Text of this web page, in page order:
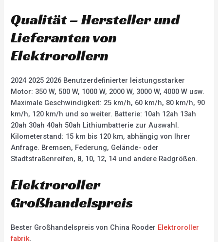
Qualität – Hersteller und
Lieferanten von
Elektrorollern
2024 2025 2026 Benutzerdefinierter leistungsstarker
Motor: 350 W, 500 W, 1000 W, 2000 W, 3000 W, 4000 W usw.
Maximale Geschwindigkeit: 25 km/h, 60 km/h, 80 km/h, 90
km/h, 120 km/h und so weiter. Batterie: 10ah 12ah 13ah
20ah 30ah 40ah 50ah Lithiumbatterie zur Auswahl.
Kilometerstand: 15 km bis 120 km, abhängig von Ihrer
Anfrage. Bremsen, Federung, Gelände- oder
Stadtstraßenreifen, 8, 10, 12, 14 und andere Radgrößen.
Elektroroller
Großhandelspreis
Bester Großhandelspreis von China Rooder Elektroroller
fabrik.